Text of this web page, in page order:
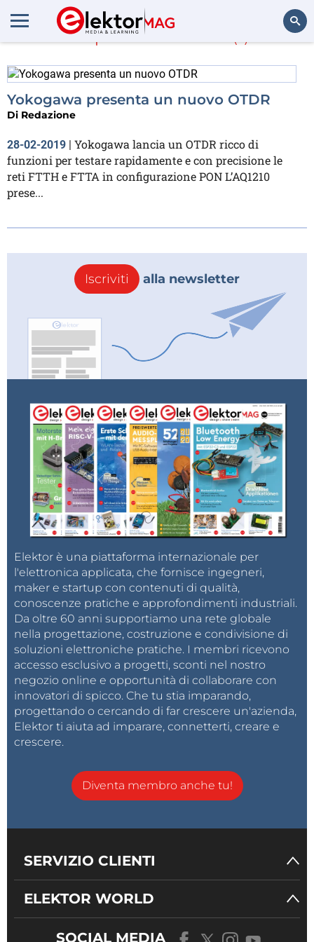
Di più suOTDR
Yokogawa presenta un nuovo OTDR
Di Redazione
28-02-2019 | Yokogawa lancia un OTDR ricco di
funzioni per testare rapidamente e con precisione le
reti FTTH e FTTA in configurazione PON L’AQ1210
prese...
Iscriviti alla newsletter
Elektor è una piattaforma internazionale per
l'elettronica applicata, che fornisce ingegneri,
maker e startup con contenuti di qualità,
conoscenze pratiche e approfondimenti industriali.
Da oltre 60 anni supportiamo una rete globale
nella progettazione, costruzione e condivisione di
soluzioni elettroniche pratiche. I membri ricevono
accesso esclusivo a progetti, sconti nel nostro
negozio online e opportunità di collaborare con
innovatori di spicco. Che tu stia imparando,
progettando o cercando di far crescere un'azienda,
Elektor ti aiuta ad imparare, connetterti, creare e
crescere.
Diventa membro anche tu!
SERVIZIO CLIENTI
ELEKTOR WORLD
SOCIAL MEDIA